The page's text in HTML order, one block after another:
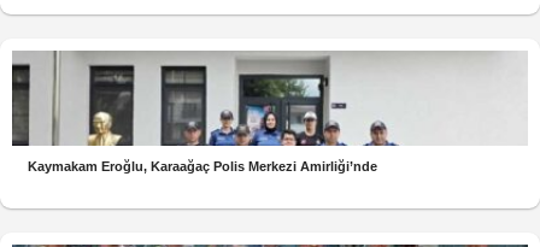
Kaymakam Eroğlu, Karaağaç Polis Merkezi Amirliği’nde